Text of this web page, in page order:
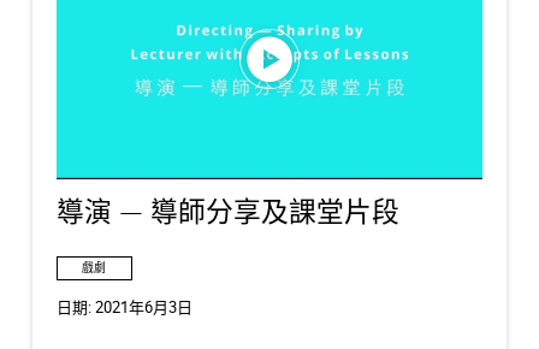
導演 — 導師分享及課堂片段
戲劇
日期:2021年6月3日